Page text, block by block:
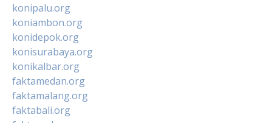
konipalu.org
koniambon.org
konidepok.org
konisurabaya.org
konikalbar.org
faktamedan.org
faktamalang.org
faktabali.org